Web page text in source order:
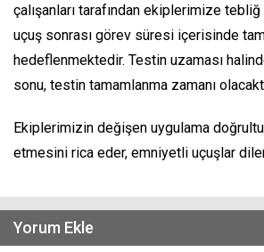
çalışanları tarafından ekiplerimize
uçuş sonrası görev süresi içerisinde
hedeflenmektedir. Testin uzaması
sonu, testin tamamlanma zamanı
Ekiplerimizin değişen uygulama
etmesini rica eder, emniyetli uçuşlar
Yorum Ekle